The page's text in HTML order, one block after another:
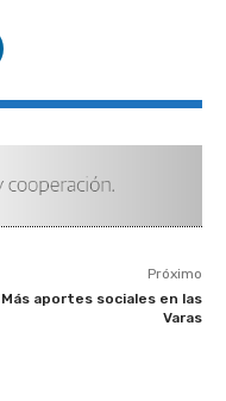
Próximo
Más aportes sociales en las
Varas